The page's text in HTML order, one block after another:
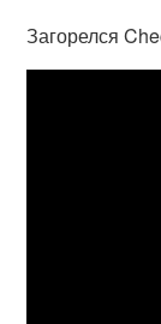
Загорелся